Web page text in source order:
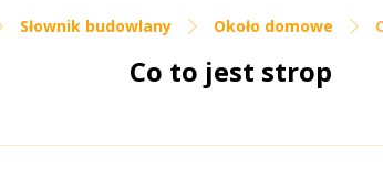
Słownik budowlany Około domowe
Co to jest strop